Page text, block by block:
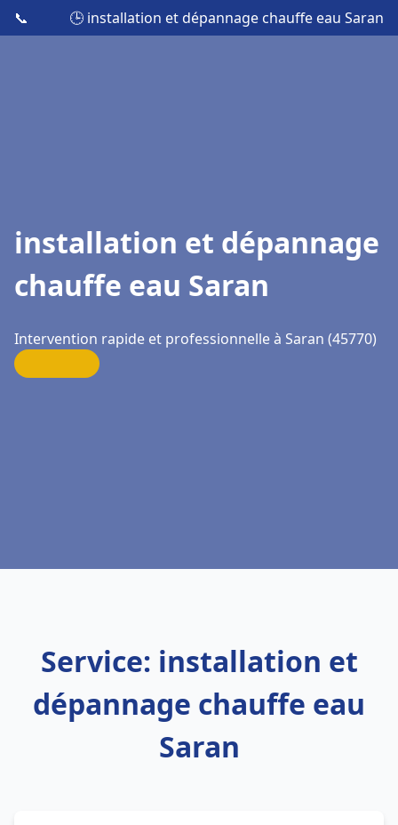
📞 🕒 installation et dépannage chauffe eau Saran
installation et dépannage
chauffe eau Saran
Intervention rapide et professionnelle à Saran (45770)
Service: installation et
dépannage chauffe eau
Saran